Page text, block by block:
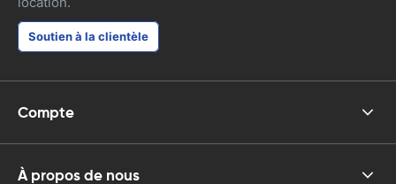
Soutien à la clientèle
Compte
À propos de nous